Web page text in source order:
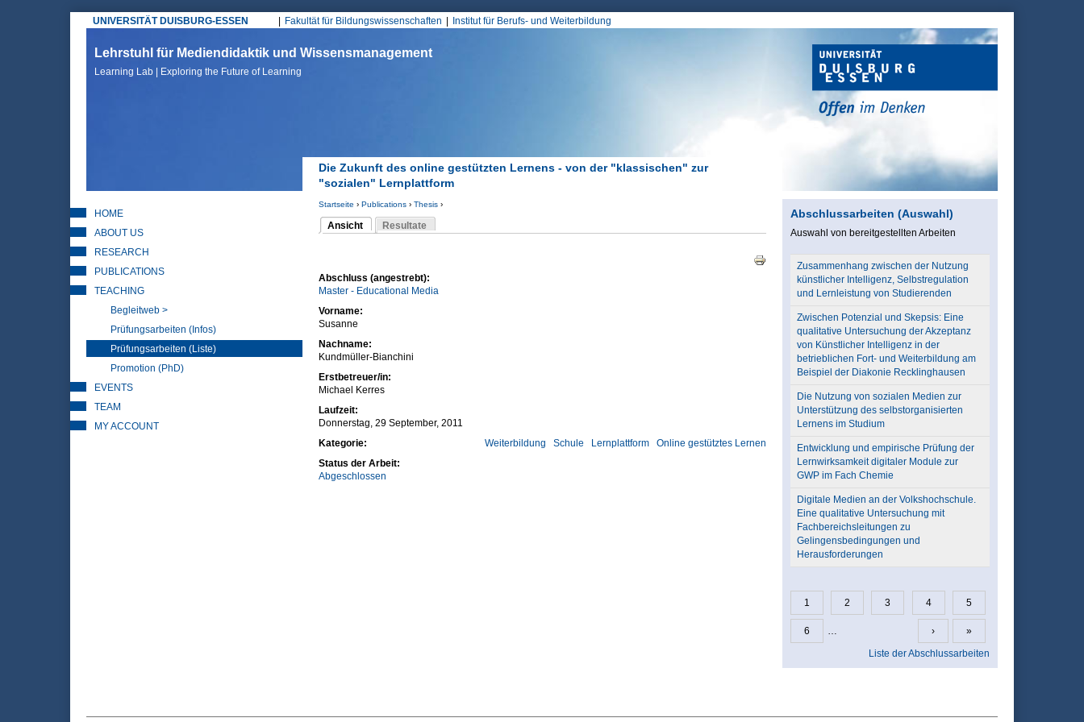
UNIVERSITÄT DUISBURG-ESSEN
Hauptmenü
Fakultät für Bildungswissenschaften Institut für Berufs- und Weiterbildung
Lehrstuhl für Mediendidaktik und Wissensmanagement
Learning Lab | Exploring the Future of Learning
Die Zukunft des online gestützten Lernens - von der "klassischen" zur
"sozialen" Lernplattform
Sie sind hier
Startseite › Publications› Thesis›
Ansicht
(aktiver Reiter)
Resultate
Abschluss (angestrebt):
Master - Educational Media
Vorname:
Susanne
Nachname:
Kundmüller-Bianchini
Erstbetreuer/in:
Michael Kerres
Laufzeit:
Donnerstag, 29 September, 2011
Kategorie:
Online gestütztes Lernen
Lernplattform
Schule
Weiterbildung
Status der Arbeit:
Abgeschlossen
HOME
ABOUT US
RESEARCH
PUBLICATIONS
TEACHING
Begleitweb >
Prüfungsarbeiten (Infos)
Prüfungsarbeiten (Liste)
Promotion (PhD)
EVENTS
TEAM
MY ACCOUNT
Abschlussarbeiten (Auswahl)
Auswahl von bereitgestellten Arbeiten
Zusammenhang zwischen der Nutzung
künstlicher Intelligenz, Selbstregulation
und Lernleistung von Studierenden
Zwischen Potenzial und Skepsis: Eine
qualitative Untersuchung der Akzeptanz
von Künstlicher Intelligenz in der
betrieblichen Fort- und Weiterbildung am
Beispiel der Diakonie Recklinghausen
Die Nutzung von sozialen Medien zur
Unterstützung des selbstorganisierten
Lernens im Studium
Entwicklung und empirische Prüfung der
Lernwirksamkeit digitaler Module zur
GWP im Fach Chemie
Digitale Medien an der Volkshochschule.
Eine qualitative Untersuchung mit
Fachbereichsleitungen zu
Gelingensbedingungen und
Herausforderungen
Seiten
1 2 3 4 5
6 … ›
»
Liste der Abschlussarbeiten